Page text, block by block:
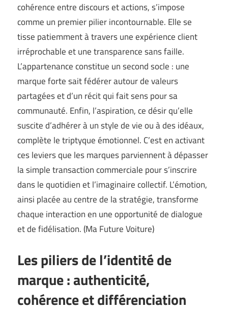
cohérence entre discours et actions, s’impose
comme un premier pilier incontournable. Elle se
tisse patiemment à travers une expérience client
irréprochable et une transparence sans faille.
L’appartenance constitue un second socle : une
marque forte sait fédérer autour de valeurs
partagées et d’un récit qui fait sens pour sa
communauté. Enfin, l’aspiration, ce désir qu’elle
suscite d’adhérer à un style de vie ou à des idéaux,
complète le triptyque émotionnel. C’est en activant
ces leviers que les marques parviennent à dépasser
la simple transaction commerciale pour s’inscrire
dans le quotidien et l’imaginaire collectif. L’émotion,
ainsi placée au centre de la stratégie, transforme
chaque interaction en une opportunité de dialogue
et de fidélisation. (Ma Future Voiture)
Les piliers de l’identité de
marque : authenticité,
cohérence et différenciation